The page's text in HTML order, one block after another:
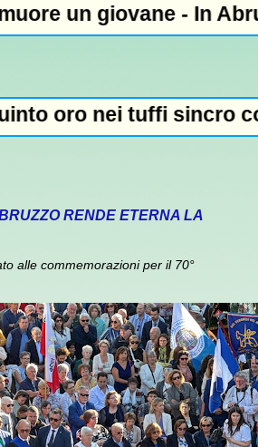
- In Abruzzo superati
con Elisa
RENDE ETERNA LA
alle commemorazioni per il 70°
tra cui un